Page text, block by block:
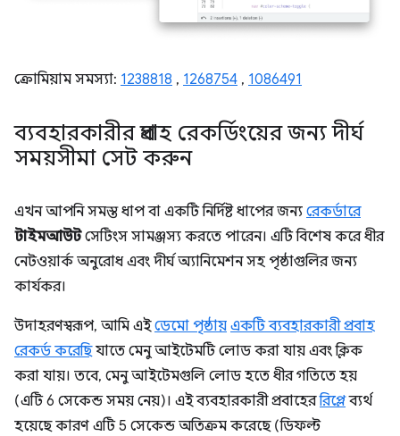
ক্রোমিয়াম সমস্যা: 1238818 , 1268754 , 1086491
ব্যবহারকারীর প্রবাহ রেকর্ডিংয়ের জন্য দীর্ঘ
সময়সীমা সেট করুন
এখন আপনি সমস্ত ধাপ বা একটি নির্দিষ্ট ধাপের জন্য রেকর্ডারে
টাইমআউটসেটিংস সামঞ্জস্য করতে পারেন। এটি বিশেষ করে ধীর
নেটওয়ার্ক অনুরোধ এবং দীর্ঘ অ্যানিমেশন সহ পৃষ্ঠাগুলির জন্য
কার্যকর।
উদাহরণস্বরূপ, আমি এইডেমো পৃষ্ঠায় একটি ব্যবহারকারী প্রবাহ
রেকর্ড করেছিযাতে মেনু আইটেমটি লোড করা যায় এবং ক্লিক
করা যায়। তবে, মেনু আইটেমগুলি লোড হতে ধীর গতিতে হয়
(এটি 6 সেকেন্ড সময় নেয়)। এই ব্যবহারকারী প্রবাহেররিপ্লেব্যর্থ
হয়েছে কারণ এটি 5 সেকেন্ড অতিক্রম করেছে (ডিফল্ট